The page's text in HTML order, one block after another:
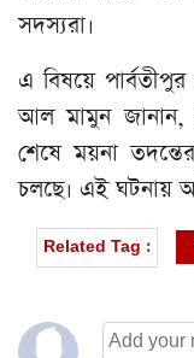
সদস্যরা।
এ বিষয়ে
আল মামুন জানান,
শেষে ময়না
চলছে। এই ঘটনায়
Related Tag :